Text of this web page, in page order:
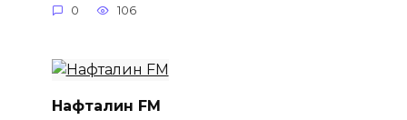
0 106
Нафталин FM